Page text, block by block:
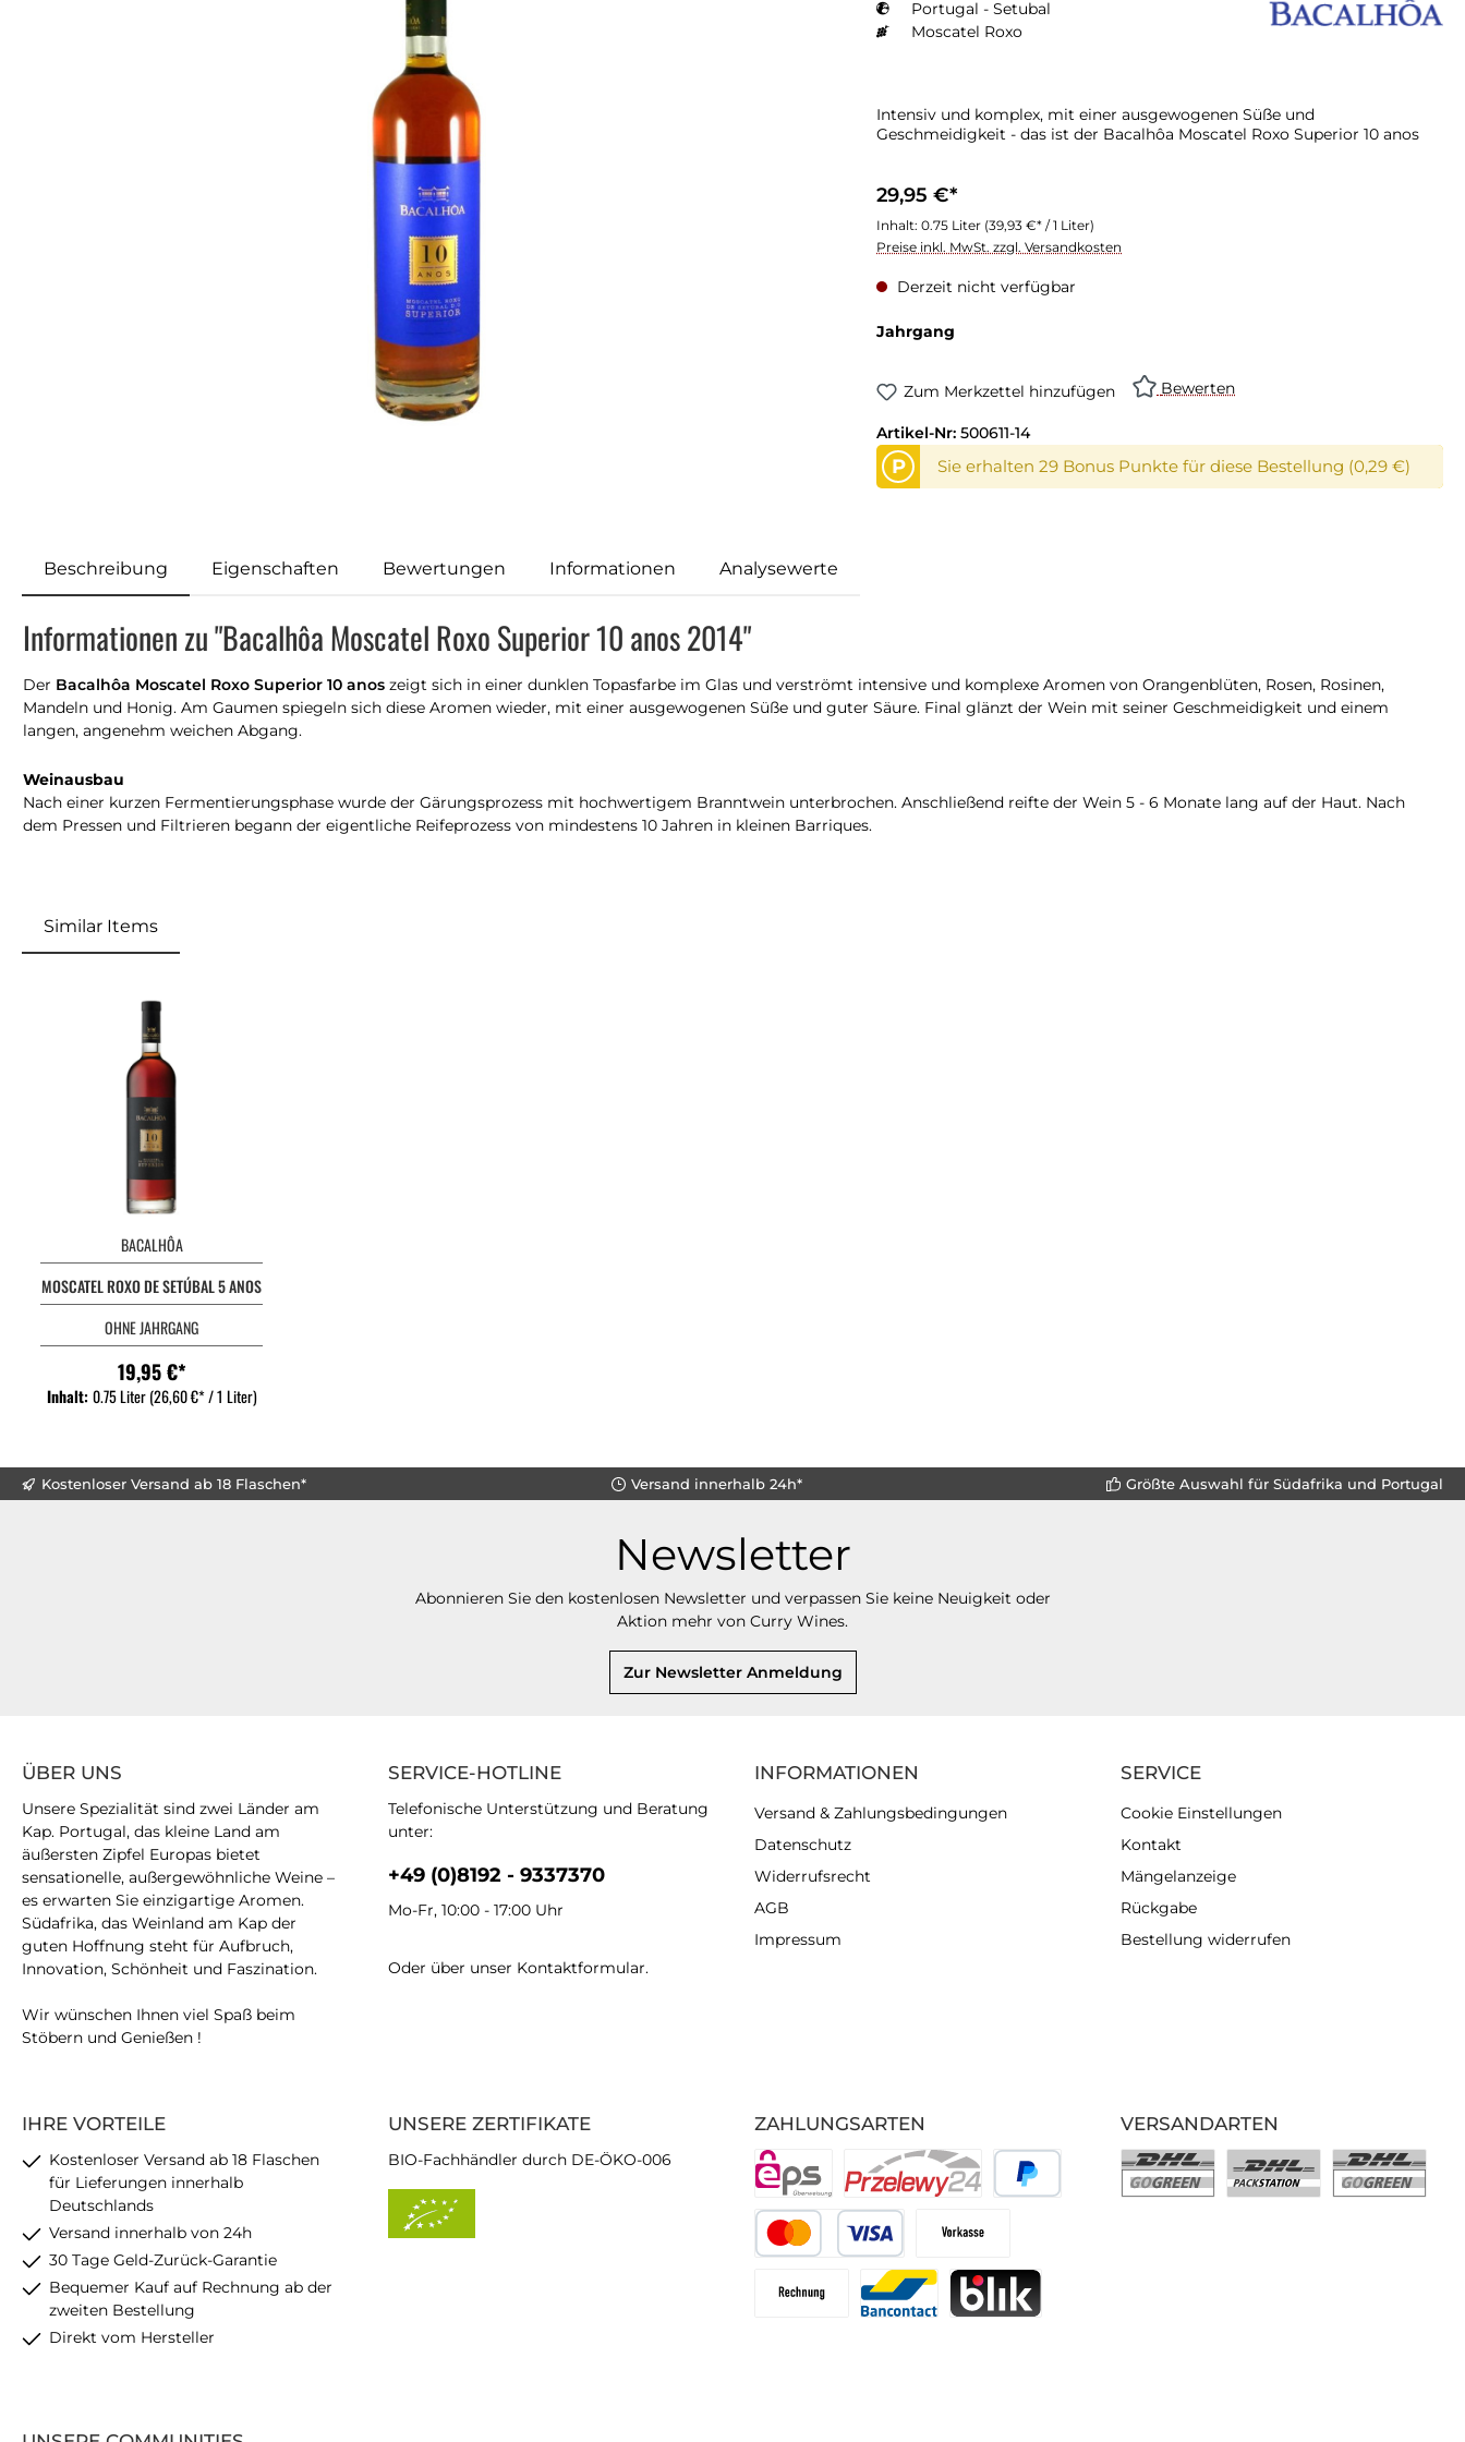
Portugal - Setubal
Moscatel Roxo
Intensiv und komplex, mit einer ausgewogenen Süße und
Geschmeidigkeit - das ist der Bacalhôa Moscatel Roxo Superior 10 anos
29,95 €*
Inhalt: 0.75 Liter (39,93 €* / 1 Liter)
Preise inkl. MwSt. zzgl. Versandkosten
Derzeit nicht verfügbar
Jahrgang
Zum Merkzettel hinzufügen Bewerten
Artikel-Nr: 500611-14
P Sie erhalten 29 Bonus Punkte für diese Bestellung (0,29 €)
Beschreibung Eigenschaften Bewertungen Informationen Analysewerte
Informationen zu "Bacalhôa Moscatel Roxo Superior 10 anos 2014"
Der Bacalhôa Moscatel Roxo Superior 10 anos zeigt sich in einer dunklen Topasfarbe im Glas und verströmt intensive und komplexe Aromen von Orangenblüten, Rosen, Rosinen,
Mandeln und Honig. Am Gaumen spiegeln sich diese Aromen wieder, mit einer ausgewogenen Süße und guter Säure. Final glänzt der Wein mit seiner Geschmeidigkeit und einem
langen, angenehm weichen Abgang.
Weinausbau
Nach einer kurzen Fermentierungsphase wurde der Gärungsprozess mit hochwertigem Branntwein unterbrochen. Anschließend reifte der Wein 5 - 6 Monate lang auf der Haut. Nach
dem Pressen und Filtrieren begann der eigentliche Reifeprozess von mindestens 10 Jahren in kleinen Barriques.
Similar Items
BACALHÔA
MOSCATEL ROXO DE SETÚBAL 5 ANOS
OHNE JAHRGANG
19,95 €*
Inhalt: 0.75 Liter(26,60 €* / 1 Liter)
Kostenloser Versand ab 18 Flaschen* Versand innerhalb 24h* Größte Auswahl für Südafrika und Portugal
Newsletter
Abonnieren Sie den kostenlosen Newsletter und verpassen Sie keine Neuigkeit oder
Aktion mehr von Curry Wines.
Zur Newsletter Anmeldung
SERVICE-HOTLINE
Telefonische Unterstützung und Beratung
unter:
+49 (0)8192 - 9337370
Mo-Fr, 10:00 - 17:00 Uhr
Oder über unser Kontaktformular.
IHRE VORTEILE
Kostenloser Versand ab 18 Flaschen
für Lieferungen innerhalb
Deutschlands
Versand innerhalb von 24h
30 Tage Geld-Zurück-Garantie
Bequemer Kauf auf Rechnung ab der
zweiten Bestellung
Direkt vom Hersteller
ZAHLUNGSARTEN
ÜBER UNS
Unsere Spezialität sind zwei Länder am
Kap. Portugal, das kleine Land am
äußersten Zipfel Europas bietet
sensationelle, außergewöhnliche Weine –
es erwarten Sie einzigartige Aromen.
Südafrika, das Weinland am Kap der
guten Hoffnung steht für Aufbruch,
Innovation, Schönheit und Faszination.
Wir wünschen Ihnen viel Spaß beim
Stöbern und Genießen !
UNSERE ZERTIFIKATE
BIO-Fachhändler durch DE-ÖKO-006
INFORMATIONEN
Versand & Zahlungsbedingungen
Datenschutz
Widerrufsrecht
AGB
Impressum
SERVICE
Cookie Einstellungen
Kontakt
Mängelanzeige
Rückgabe
Bestellung widerrufen
VERSANDARTEN